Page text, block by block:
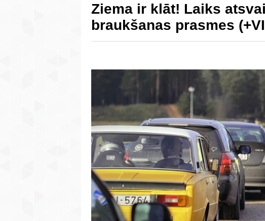
Ziema ir klāt! Laiks
braukšanas prasmes